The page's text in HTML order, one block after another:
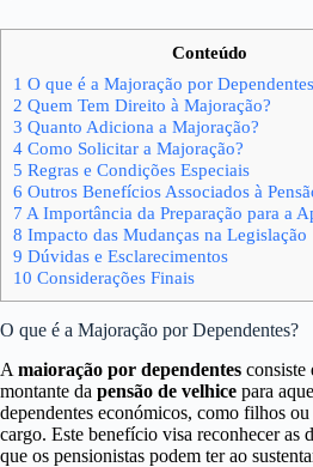
Conteúdo
1 O que é a Majoração por
2 Quem Tem Direito à Majoração?
3 Quanto Adiciona a Majoração?
4 Como Solicitar a Majoração?
5 Regras e Condições Especiais
6 Outros Benefícios Associados à
7 A Importância da Preparação para a
8 Impacto das Mudanças na Legislação
9 Dúvidas e Esclarecimentos
10 Considerações Finais
O que é a Majoração por Dependentes?
A maioração por dependentes consiste
montante da pensão de velhice para
dependentes económicos, como filhos ou
cargo. Este benefício visa reconhecer as
que os pensionistas podem ter ao